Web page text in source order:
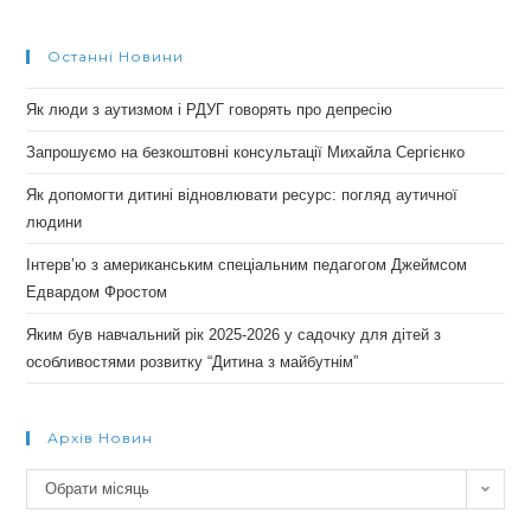
Останні Новини
Як люди з аутизмом і РДУГ говорять про депресію
Запрошуємо на безкоштовні консультації Михайла Сергієнко
Як допомогти дитині відновлювати ресурс: погляд аутичної
людини
Інтерв’ю з американським спеціальним педагогом Джеймсом
Едвардом Фростом
Яким був навчальний рік 2025-2026 у садочку для дітей з
особливостями розвитку “Дитина з майбутнім”
Архів Новин
Архів
новин
Обрати місяць